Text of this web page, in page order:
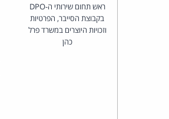
ראש תחום שירותי ה-DPO
בקבוצת הסייבר, הפרטיות
וזכויות היוצרים במשרד פרל
כהן